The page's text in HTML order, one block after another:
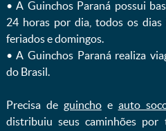
ㅤㅤ• A Guinchos Paraná possui
24 horas por dia, todos os dias
feriados e domingos.
ㅤㅤ• A Guinchos Paraná realiza
do Brasil.
Precisa de guinchoe auto
distribuiu seus caminhões por